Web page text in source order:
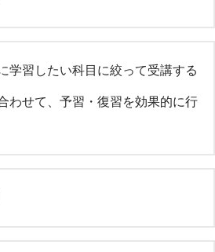
学習したい科目に絞って受講する
わせて、予習・復習を効果的に行